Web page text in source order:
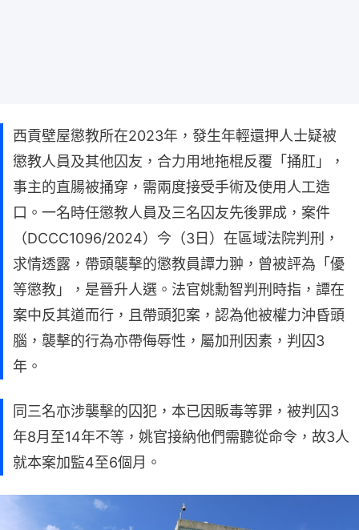
西貢壁屋懲教所在2023年，發生年輕還押人士疑被
懲教人員及其他囚友，合力用地拖棍反覆「捅肛」，
事主的直腸被捅穿，需兩度接受手術及使用人工造
口。一名時任懲教人員及三名囚友先後罪成，案件
（DCCC1096/2024）今（3日）在區域法院判刑，
求情透露，帶頭襲擊的懲教員譚力翀，曾被評為「優
等懲教」，是晉升人選。法官姚勳智判刑時指，譚在
案中反其道而行，且帶頭犯案，認為他被權力沖昏頭
腦，襲擊的行為亦帶侮辱性，屬加刑因素，判囚3
年。
同三名亦涉襲擊的囚犯，本已因販毒等罪，被判囚3
年8月至14年不等，姚官接納他們需聽從命令，故3人
就本案加監4至6個月。